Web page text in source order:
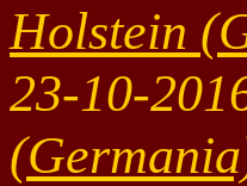
Holstein
23-10-